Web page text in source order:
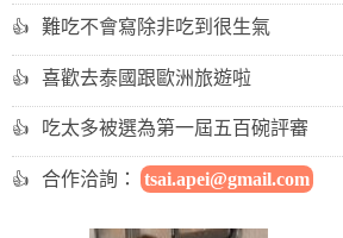
難吃不會寫除非吃到很生氣
喜歡去泰國跟歐洲旅遊啦
吃太多被選為第一屆五百碗評審
合作洽詢： tsai.apei@gmail.com